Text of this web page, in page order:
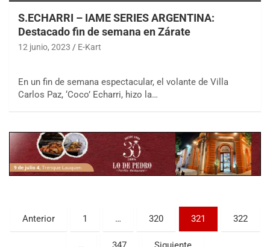
S.ECHARRI – IAME SERIES ARGENTINA:
Destacado fin de semana en Zárate
12 junio, 2023 E-Kart
En un fin de semana espectacular, el volante de Villa
Carlos Paz, ‘Coco’ Echarri, hizo la…
Paginación
de
Anterior 1 … 320 321 322
COBERTURA ESPECIAL DE E-KART.COM.AR
IAME SERIES ARGENTINA 6
Ramiro Tot (Asfalto)
Baradero (Buenos Aires)
KDO - F6
ENTRERRIANO - F6 (POSTERGADA)
Parque de la Velocidad (Asfalto)